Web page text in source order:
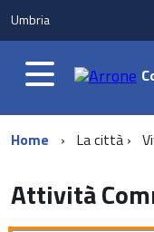
Umbria
Home La città
Attività